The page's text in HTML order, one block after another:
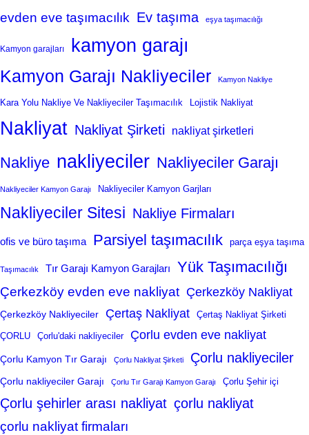
evden eve taşımacılık Ev taşıma eşya taşımacılığı
Kamyon garajları kamyon garajı
Kamyon Garajı Nakliyeciler Kamyon Nakliye
Kara Yolu Nakliye Ve Nakliyeciler Taşımacılık Lojistik Nakliyat
Nakliyat Nakliyat Şirketi nakliyat şirketleri
Nakliye nakliyeciler Nakliyeciler Garajı
Nakliyeciler Kamyon Garajı Nakliyeciler Kamyon Garjları
Nakliyeciler Sitesi Nakliye Firmaları
ofis ve büro taşıma Parsiyel taşımacılık parça eşya taşıma
Taşımacılık Tır Garajı Kamyon Garajları Yük Taşımacılığı
Çerkezköy evden eve nakliyat Çerkezköy Nakliyat
Çerkezköy Nakliyeciler Çertaş Nakliyat Çertaş Nakliyat Şirketi
ÇORLU Çorlu'daki nakliyeciler Çorlu evden eve nakliyat
Çorlu Kamyon Tır Garajı Çorlu Nakliyat Şirketi Çorlu nakliyeciler
Çorlu nakliyeciler Garajı Çorlu Tır Garajı Kamyon Garajı Çorlu Şehir içi
Çorlu şehirler arası nakliyat çorlu nakliyat
çorlu nakliyat firmaları